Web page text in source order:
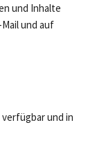
und Inhalte
und auf
verfügbar und in